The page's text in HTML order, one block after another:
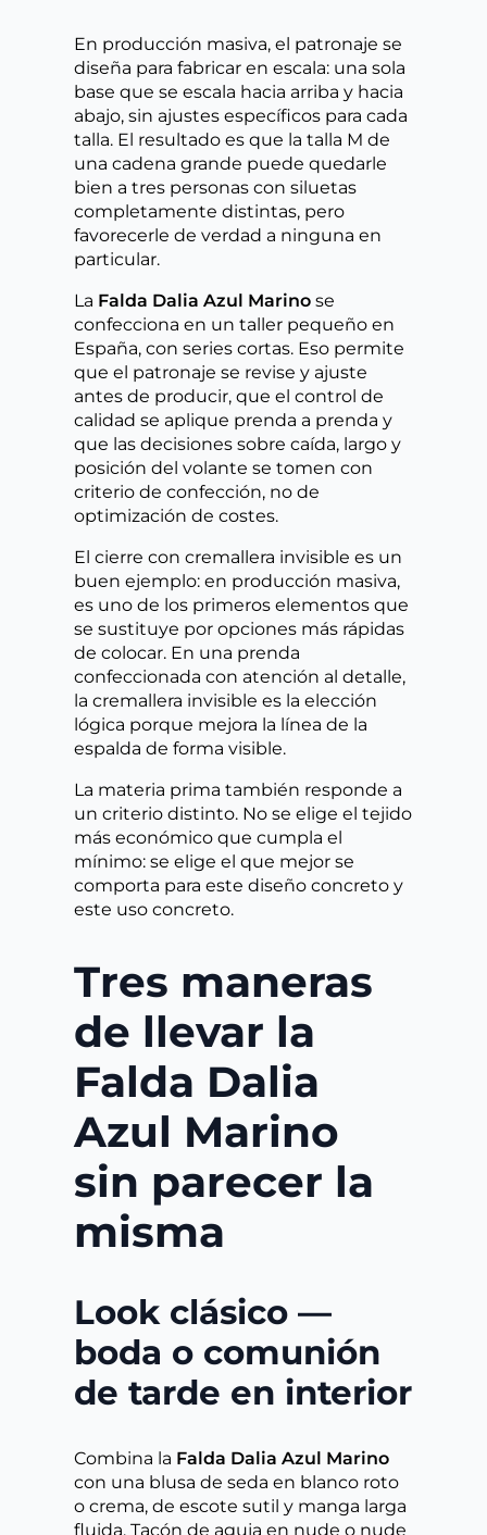
En producción masiva, el patronaje se
diseña para fabricar en escala: una sola
base que se escala hacia arriba y hacia
abajo, sin ajustes específicos para cada
talla. El resultado es que la talla M de
una cadena grande puede quedarle
bien a tres personas con siluetas
completamente distintas, pero
favorecerle de verdad a ninguna en
particular.
La Falda Dalia Azul Marino se
confecciona en un taller pequeño en
España, con series cortas. Eso permite
que el patronaje se revise y ajuste
antes de producir, que el control de
calidad se aplique prenda a prenda y
que las decisiones sobre caída, largo y
posición del volante se tomen con
criterio de confección, no de
optimización de costes.
El cierre con cremallera invisible es un
buen ejemplo: en producción masiva,
es uno de los primeros elementos que
se sustituye por opciones más rápidas
de colocar. En una prenda
confeccionada con atención al detalle,
la cremallera invisible es la elección
lógica porque mejora la línea de la
espalda de forma visible.
La materia prima también responde a
un criterio distinto. No se elige el tejido
más económico que cumpla el
mínimo: se elige el que mejor se
comporta para este diseño concreto y
este uso concreto.
Tres maneras
de llevar la
Falda Dalia
Azul Marino
sin parecer la
misma
Look clásico —
boda o comunión
de tarde en interior
Combina la Falda Dalia Azul Marino
con una blusa de seda en blanco roto
o crema, de escote sutil y manga larga
fluida. Tacón de aguja en nude o nude